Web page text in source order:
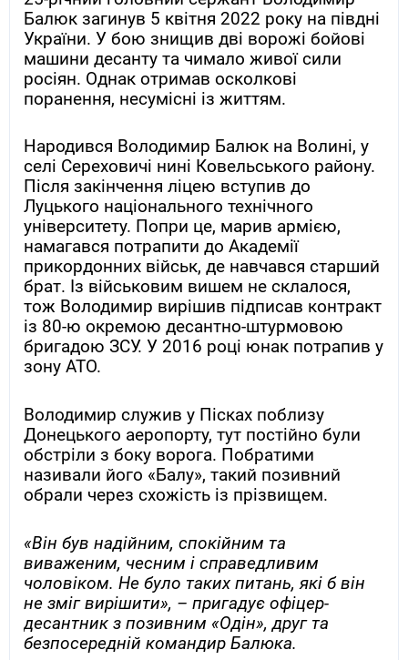
Балюк загинув 5 квітня 2022 року на півдні
України. У бою знищив дві ворожі бойові
машини десанту та чимало живої сили
росіян. Однак отримав осколкові
поранення, несумісні із життям.
Народився Володимир Балюк на Волині, у
селі Сереховичі нині Ковельського району.
Після закінчення ліцею вступив до
Луцького національного технічного
університету. Попри це, марив армією,
намагався потрапити до Академії
прикордонних військ, де навчався старший
брат. Із військовим вишем не склалося,
тож Володимир вирішив підписав контракт
із 80-ю окремою десантно-штурмовою
бригадою ЗСУ. У 2016 році юнак потрапив у
зону АТО.
Володимир служив у Пісках поблизу
Донецького аеропорту, тут постійно були
обстріли з боку ворога. Побратими
називали його «Балу», такий позивний
обрали через схожість із прізвищем.
«Він був надійним, спокійним та
виваженим, чесним і справедливим
чоловіком. Не було таких питань, які б він
не зміг вирішити», – пригадує офіцер-
десантник з позивним «Одін», друг та
безпосередній командир Балюка.